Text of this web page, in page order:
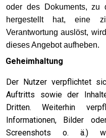
oder des Dokuments,
hergestellt hat, eine
Verantwortung auslöst,
dieses Angebot aufheben.
Geheimhaltung
Der Nutzer verpflichtet
Auftritts sowie der
Dritten. Weiterhin
Informationen, Bilder
Screenshots o. ä.)